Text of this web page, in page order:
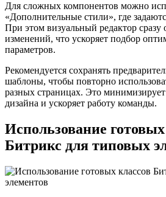
Для сложных компонентов можно
«Дополнительные стили», где
При этом визуальный редактор сразу
изменений, что ускоряет подбор
параметров.
Рекомендуется сохранять
шаблоны, чтобы повторно
разных страницах. Это минимизирует
дизайна и ускоряет работу команды.
Использование
Битрикс для типовых